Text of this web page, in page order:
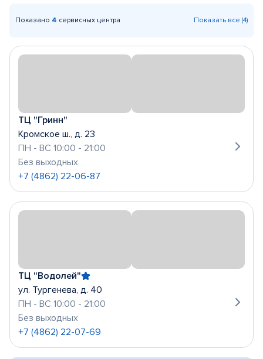
Показано 4 сервисных центра Показать все (4)
ТЦ "Гринн"
Кромское ш., д. 23
ПН - ВС 10:00 - 21:00
Без выходных
+7 (4862) 22-06-87
ТЦ "Водолей"
ул. Тургенева, д. 40
ПН - ВС 10:00 - 21:00
Без выходных
+7 (4862) 22-07-69